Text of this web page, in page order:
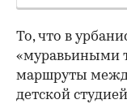
То, что в
«муравьиными
маршруты
детской